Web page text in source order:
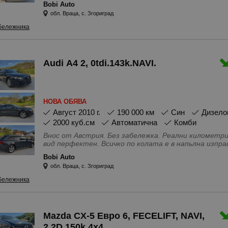
Въздушни възглавници - Задни, Въздушни
Странични, Ел. Огледала, Ел. Стъкла,
Нов внос, Подгряване на предното стъкло,
за дъжд, Сервизна книжка, Серво усилвател на
пробуксуване, Термопомпа, Хладилна жабка,
Bobi Auto
обл. Враца, с. Згориград
Audi A4 2, 0tdi.143k.NAVI.
НОВА ОБЯВА
август 2010 г. 190 000 км Син
2000 куб.см
Автоматична Комби
Внос от Австрия. Без забележка. Реални километри. Интериора е без захабено. Външен
вид перфектен. Всичко по колата е в напьлна
Tiptronic, USB, audio\video, IN\AUX изводи,
система, Бордкомпютър, Въздушни възглавници -
Въздушни възглавници - Странични, Ел. Огледала,
седалките, Климатроник, Контрол на налягането
джанти, Металик, Мултифункционален волан,
пробуксуване, Система за измиване на фаровете,
(автопилот), Термопомпа, Халогенни фарове,
Bobi Auto
обл. Враца, с. Згориград
Mazda CX-5 Евро 6, FECELIFT, NAVI,